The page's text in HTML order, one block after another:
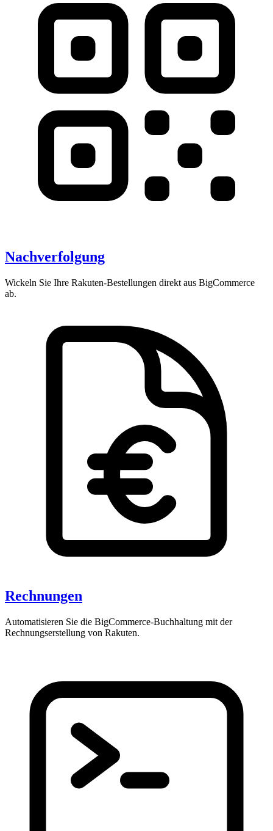
Nachverfolgung
Wickeln Sie Ihre Rakuten-Bestellungen direkt aus BigCommerce
ab.
Rechnungen
Automatisieren Sie die BigCommerce-Buchhaltung mit der
Rechnungserstellung von Rakuten.